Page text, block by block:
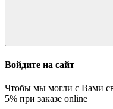
Войдите на сайт
Чтобы мы могли с Вами
5% при заказе online